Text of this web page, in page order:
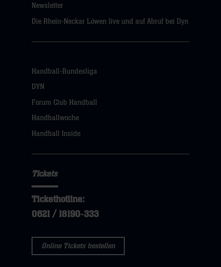
Newsletter
Die Rhein-Neckar Löwen live und auf Abruf bei Dyn
Handball-Bundesliga
DYN
Forum Club Handball
Handballwoche
Handball Inside
Tickets
Tickethotline:
0621 / 18190-333
Online Tickets bestellen